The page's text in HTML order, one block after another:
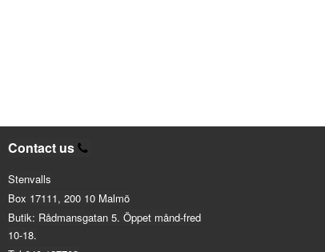
Contact us
Stenvalls
Box 17111, 200 10 Malmö
Butik: Rådmansgatan 5. Öppet månd-fred
10-18.